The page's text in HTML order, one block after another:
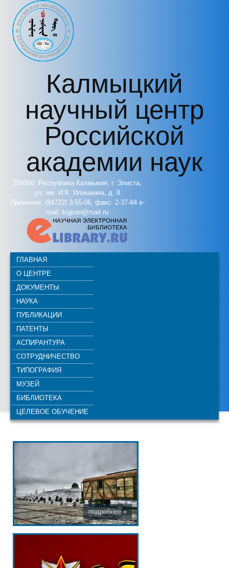
Перейти к основному содержанию
Калмыцкий
научный центр
Российской
академии наук
358000, Республика Калмыкия, г. Элиста,
ул. им. И.К. Илишкина, д. 8
Приемная: (84722) 3-55-06, факс: 2-37-84 e-
mail: kigiran@mail.ru
ГЛАВНАЯ
О ЦЕНТРЕ
ДОКУМЕНТЫ
НАУКА
ПУБЛИКАЦИИ
ПАТЕНТЫ
АСПИРАНТУРА
СОТРУДНИЧЕСТВО
ТИПОГРАФИЯ
МУЗЕЙ
БИБЛИОТЕКА
ЦЕЛЕВОЕ ОБУЧЕНИЕ